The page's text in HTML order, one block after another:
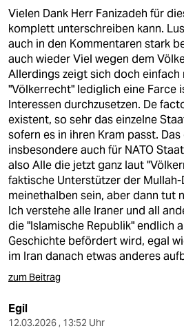
Vielen Dank Herr Fanizadeh für
komplett unterschreiben kann.
auch in den Kommentaren stark
auch wieder Viel wegen dem
Allerdings zeigt sich doch einfach
"Völkerrecht" lediglich eine Farce
Interessen durchzusetzen. De
existent, so sehr das einzelne
sofern es in ihren Kram passt.
insbesondere auch für NATO
also Alle die jetzt ganz laut
faktische Unterstützer der Mullah-
meinethalben sein, aber dann tut
Ich verstehe alle Iraner und all
die "Islamische Republik" endlich
Geschichte befördert wird, egal
im Iran danach etwas anderes
zum Beitrag
Egil
12.03.2026 , 13:52 Uhr